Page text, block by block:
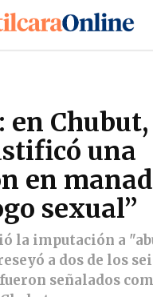
en
una
en
sexual”
la imputación a
a dos de los
fueron señalados